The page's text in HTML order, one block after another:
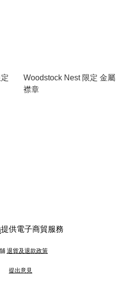
Woodstock Nest 限定 金屬
襟章
提供電子商貿服務
退貨及退款政策
提出意見